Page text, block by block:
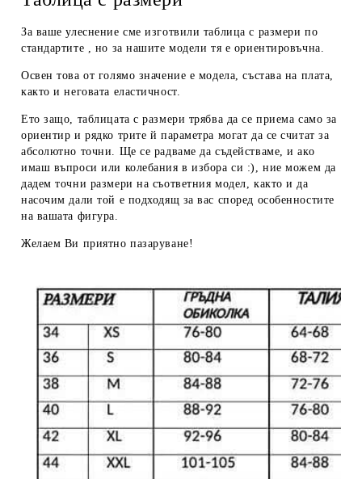
За ваше улеснение сме изготвили таблица с размери по
стандартите , но за нашите модели тя е ориентировъчна.
Освен това от голямо значение е модела, състава на плата,
както и неговата еластичност.
Ето защо, таблицата с размери трябва да се приема само за
ориентир и рядко трите й параметра могат да се считат за
абсолютно точни. Ще се радваме да съдействаме, и ако
имаш въпроси или колебания в избора си :), ние можем да
дадемточни размери на съответния модел, както и да
насочим дали той е подходящ за вас според особенностите
на вашата фигура.
Желаем Ви приятно пазаруване!